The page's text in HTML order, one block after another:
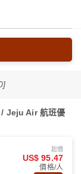
/ Jeju Air 航班優
起價
US$ 95.47
價格/人